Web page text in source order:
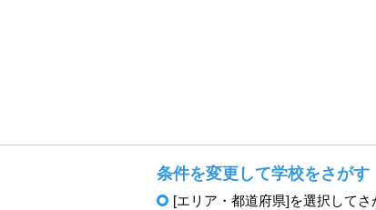
条件を変更して学校をさがす
[エリア・都道府県]を選択してさ